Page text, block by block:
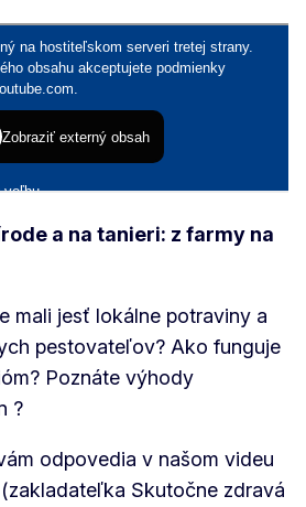
a na tanieri: z farmy na
mali jesť lokálne potraviny a
pestovateľov? Ako funguje
Poznáte výhody
?
odpovedia v našom videu
Skutočne zdravá